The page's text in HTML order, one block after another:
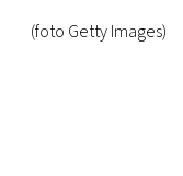
(foto Getty Images)